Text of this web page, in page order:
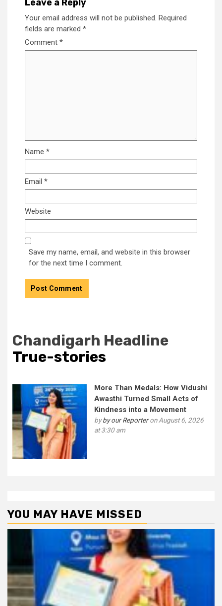
Leave a Reply
Your email address will not be published. Required
fields are marked *
Comment *
Name *
Email *
Website
Save my name, email, and website in this browser
for the next time I comment.
Chandigarh Headline
True-stories
More Than Medals: How Vidushi
Awasthi Turned Small Acts of
Kindness into a Movement
byby our Reporteron August 6, 2026
at 3:30 am
YOU MAY HAVE MISSED